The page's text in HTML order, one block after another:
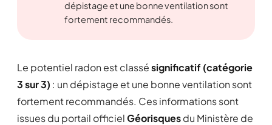
dépistage et une bonne ventilation sont
fortement recommandés.
Le potentiel radon est classésignificatif (catégorie
3 sur 3) : un dépistage et une bonne ventilation sont
fortement recommandés. Ces informations sont
issues du portail officielGéorisquesdu Ministère de